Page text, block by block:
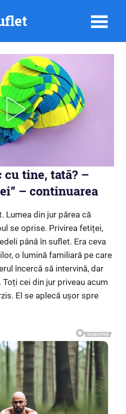
cu tine, tată? –
– continuarea
Lumea din jur părea că
se oprise. Privirea fetiței,
până în suflet. Era ceva
o lumină familiară pe care
încercă să intervină, dar
cei din jur priveau acum
El se aplecă ușor spre